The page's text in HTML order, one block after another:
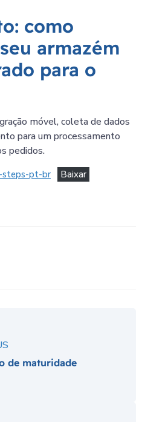
como
armazém
para o
móvel, coleta de dados
para um processamento
pedidos.
steps-pt-br Baixar
de maturidade